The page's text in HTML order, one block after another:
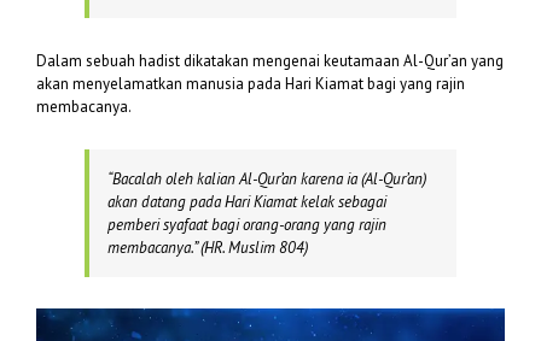
Dalam sebuah hadist dikatakan mengenai keutamaan Al-Qur’an yang
akan menyelamatkan manusia pada Hari Kiamat bagi yang rajin
membacanya.
“Bacalah oleh kalian Al-Qur’an karena ia (Al-Qur’an)
akan datang pada Hari Kiamat kelak sebagai
pemberi syafaat bagi orang-orang yang rajin
membacanya.” (HR. Muslim 804)